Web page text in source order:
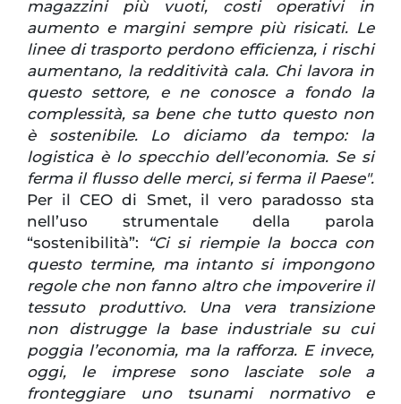
magazzini più vuoti, costi operativi in
aumento e margini sempre più risicati. Le
linee di trasporto perdono efficienza, i rischi
aumentano, la redditività cala. Chi lavora in
questo settore, e ne conosce a fondo la
complessità, sa bene che tutto questo non
è sostenibile. Lo diciamo da tempo: la
logistica è lo specchio dell’economia. Se si
ferma il flusso delle merci, si ferma il Paese".
Per il CEO di Smet, il vero paradosso sta
nell’uso strumentale della parola
“sostenibilità”:
“Ci si riempie la bocca con
questo termine, ma intanto si impongono
regole che non fanno altro che impoverire il
tessuto produttivo. Una vera transizione
non distrugge la base industriale su cui
poggia l’economia, ma la rafforza. E invece,
oggi, le imprese sono lasciate sole a
fronteggiare uno tsunami normativo e